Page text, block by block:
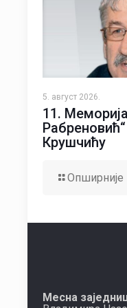
5. август 2026.
11.
Крушчићу
Опширније
Месна